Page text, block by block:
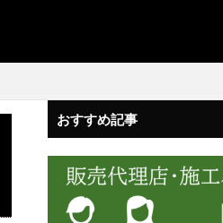
おすすめ記事